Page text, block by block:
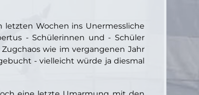
letzten Wochen ins Unermessliche
- Schülerinnen und - Schüler
wie im vergangenen Jahr
- vielleicht würde ja diesmal